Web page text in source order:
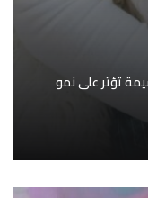
تؤثر على نمو